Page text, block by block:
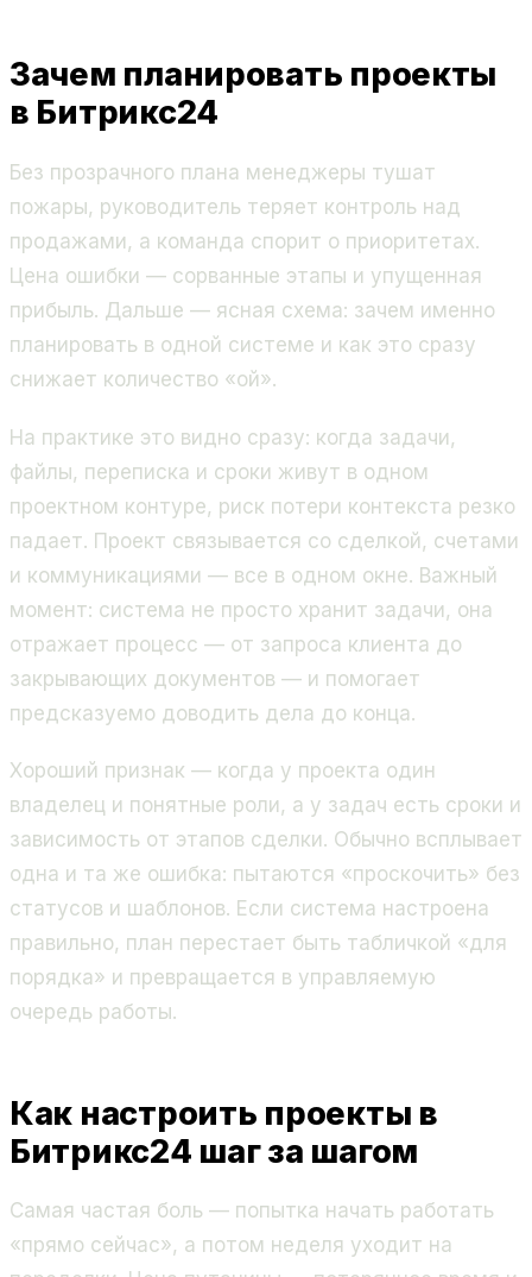
Зачем планировать проекты
в Битрикс24
Без прозрачного плана менеджеры тушат
пожары, руководитель теряет контроль над
продажами, а команда спорит о приоритетах.
Цена ошибки — сорванные этапы и упущенная
прибыль. Дальше — ясная схема: зачем именно
планировать в одной системе и как это сразу
снижает количество «ой».
На практике это видно сразу: когда задачи,
файлы, переписка и сроки живут в одном
проектном контуре, риск потери контекста резко
падает. Проект связывается со сделкой, счетами
и коммуникациями — все в одном окне. Важный
момент: система не просто хранит задачи, она
отражает процесс — от запроса клиента до
закрывающих документов — и помогает
предсказуемо доводить дела до конца.
Хороший признак — когда у проекта один
владелец и понятные роли, а у задач есть сроки и
зависимость от этапов сделки. Обычно всплывает
одна и та же ошибка: пытаются «проскочить» без
статусов и шаблонов. Если система настроена
правильно, план перестает быть табличкой «для
порядка» и превращается в управляемую
очередь работы.
Как настроить проекты в
Битрикс24 шаг за шагом
Самая частая боль — попытка начать работать
«прямо сейчас», а потом неделя уходит на